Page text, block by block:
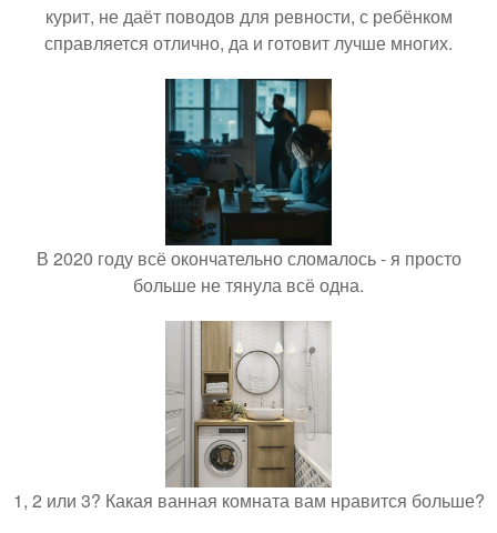
курит, не даёт поводов для ревности, с ребёнком
справляется отлично, да и готовит лучше многих.
В 2020 году всё окончательно сломалось - я просто
больше не тянула всё одна.
1, 2 или 3? Какая ванная комната вам нравится больше?